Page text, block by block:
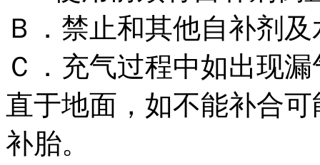
Ｂ．禁止和其他自补剂
Ｃ．充气过程中如出现
直于地面，如不能补合
补胎。